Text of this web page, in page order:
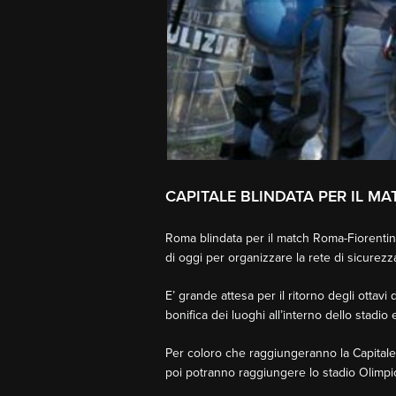
CAPITALE BLINDATA PER IL
Roma blindata per il match Roma-
di oggi per organizzare la rete di
E’ grande attesa per il ritorno degli ottavi
bonifica dei luoghi all’interno dello
Per coloro che raggiungeranno la
poi potranno raggiungere lo stadio